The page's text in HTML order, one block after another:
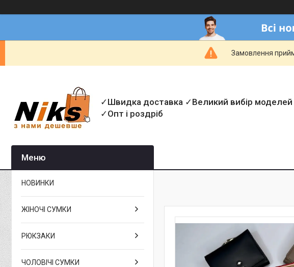
Замовлення
✓Швидка доставка ✓Великий вибір моделей
✓Опт і роздріб
НОВИНКИ
ЖІНОЧІ СУМКИ
РЮКЗАКИ
ЧОЛОВІЧІ СУМКИ